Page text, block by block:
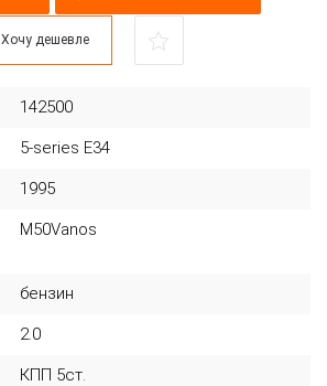
Хочу дешевле
142500
5-series E34
1995
M50Vanos
бензин
2.0
КПП 5ст.